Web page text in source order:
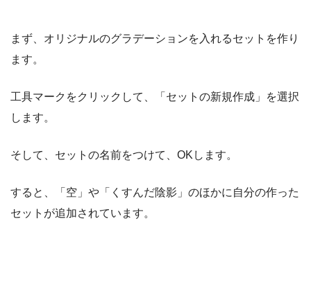
まず、オリジナルのグラデーションを入れるセットを作り
ます。
工具マークをクリックして、「セットの新規作成」を選択
します。
そして、セットの名前をつけて、OKします。
すると、「空」や「くすんだ陰影」のほかに自分の作った
セットが追加されています。